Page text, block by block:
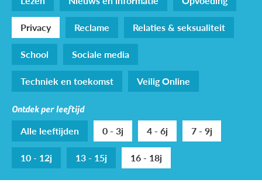
Privacy
Reclame
Relaties & seksualiteit
School
Sociale media
Techniek en toekomst
Veilig Online
Ontdek per leeftijd
Alle leeftijden 0 - 3j 4 - 6j
7 - 9j
10 - 12j
13 - 15j 16 - 18j